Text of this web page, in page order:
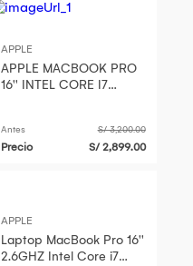
APPLE
APPLE MACBOOK PRO
16'' INTEL CORE I7
REACONDICIONADO
Antes S/ 3,200.00
Precio S/ 2,899.00
APPLE
Laptop MacBook Pro 16''
2.6GHZ Intel Core i7